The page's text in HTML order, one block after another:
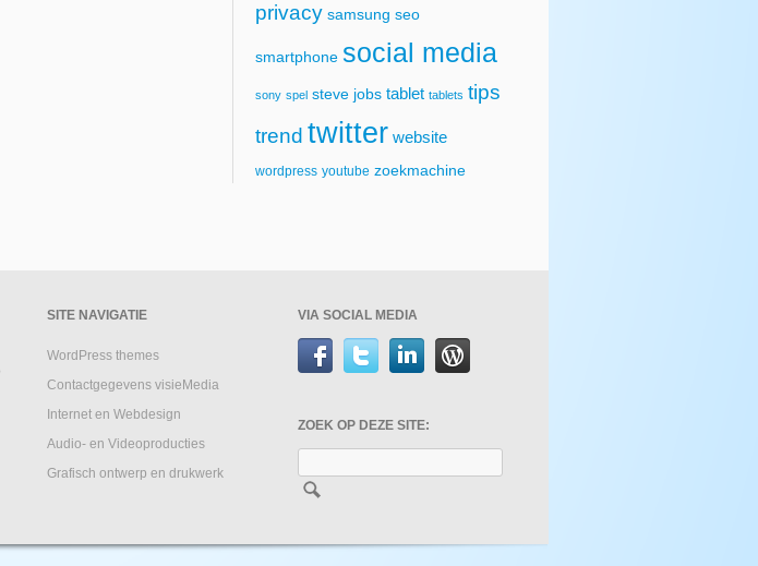
privacy samsung seo
smartphone social media
sony spel steve jobs tablet tablets tips
trend twitter website
wordpress youtube zoekmachine
SITE NAVIGATIE
WordPress themes
Contactgegevens visieMedia
Internet en Webdesign
Audio- en Videoproducties
Grafisch ontwerp en drukwerk
VIA SOCIAL MEDIA
ZOEK OP DEZE SITE: